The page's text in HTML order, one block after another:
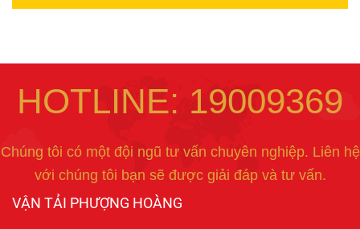
HOTLINE: 19009369
Chúng tôi có một đội ngũ tư vấn chuyên nghiệp. Liên hệ
với chúng tôi bạn sẽ được giải đáp và tư vấn.
VẬN TẢI PHƯỢNG HOÀNG